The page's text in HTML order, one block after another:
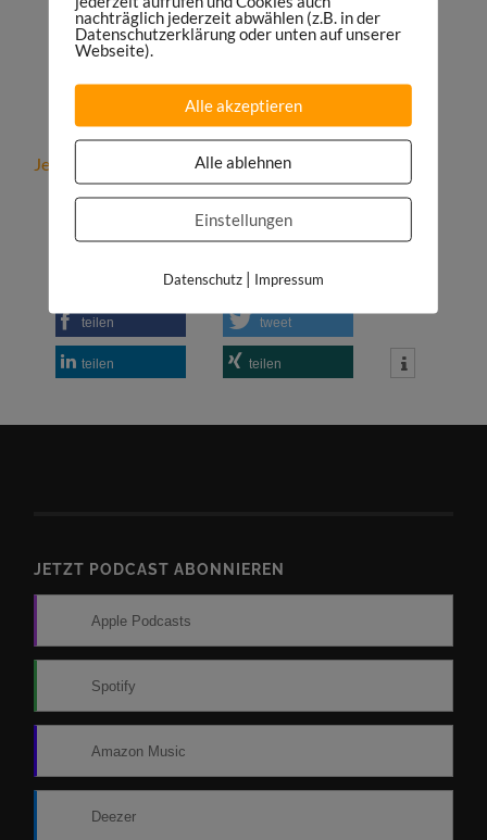
sportsmaniac.de/meinsetup
Jetzt kostenfreies Strategiegespräch vereinbaren!
teilen tweet
teilen teilen
JETZT PODCAST ABONNIEREN
Apple Podcasts
Spotify
Amazon Music
Deezer
nachträglich jederzeit abwählen (z.B. in der
Datenschutzerklärung oder unten auf unserer
Webseite).
Alle akzeptieren
Alle ablehnen
Einstellungen
Datenschutz| Impressum